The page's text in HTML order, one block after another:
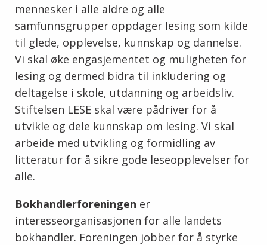
mennesker i alle aldre og alle
samfunnsgrupper oppdager lesing som kilde
til glede, opplevelse, kunnskap og dannelse.
Vi skal øke engasjementet og muligheten for
lesing og dermed bidra til inkludering og
deltagelse i skole, utdanning og arbeidsliv.
Stiftelsen LESE skal være pådriver for å
utvikle og dele kunnskap om lesing. Vi skal
arbeide med utvikling og formidling av
litteratur for å sikre gode leseopplevelser for
alle.
Bokhandlerforeningen er
interesseorganisasjonen for alle landets
bokhandler. Foreningen jobber for å styrke